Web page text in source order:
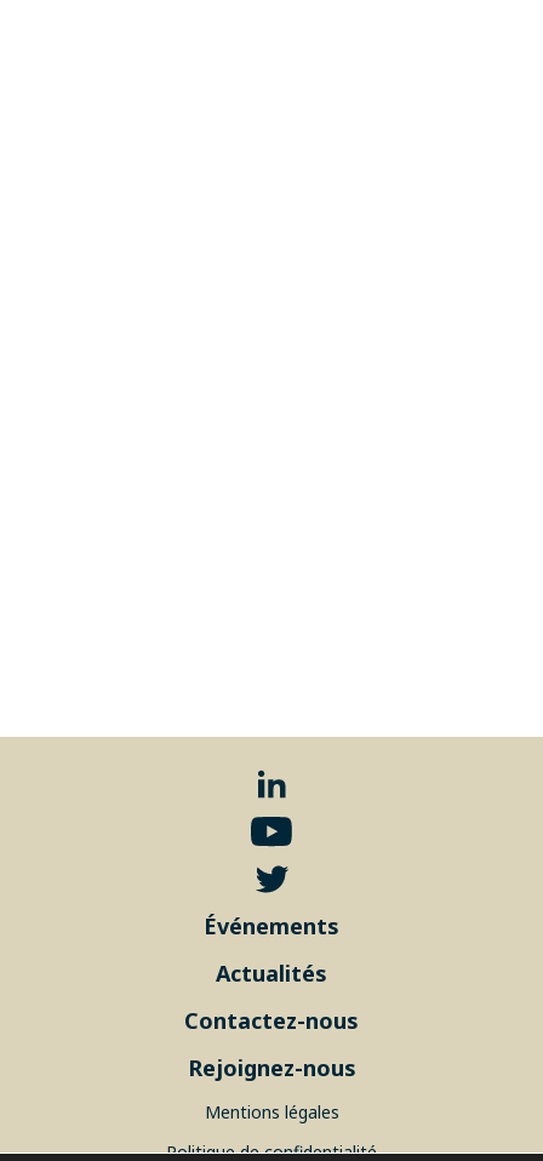
Événements
Actualités
Contactez-nous
Rejoignez-nous
Mentions légales
Politique de confidentialité